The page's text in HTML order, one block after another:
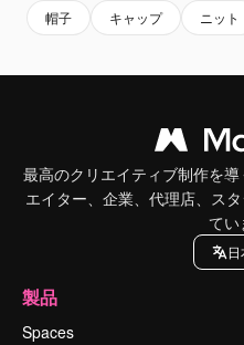
帽子 キャップ ニット
最高のクリエイティブ制作を
エイター、企業、代理店、ス
てい
製品
Spaces